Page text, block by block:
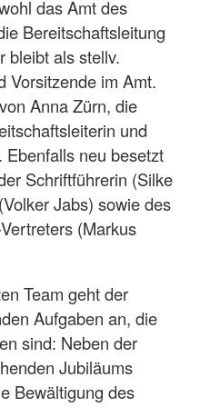
das Amt des
Bereitschaftsleitung
bleibt als stellv.
Vorsitzende im Amt.
Anna Zürn, die
und
neu besetzt
Schriftführerin (Silke
Jabs) sowie des
(Markus
Team geht der
Aufgaben an, die
sind: Neben der
Jubiläums
Bewältigung des